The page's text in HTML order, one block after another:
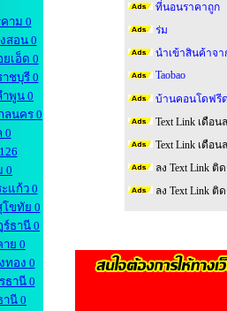
าม 0
สอน 0
ยเอ็ด 0
าชบุรี 0
ำพูน 0
ลนคร 0
0
0
ะแก้ว 0
โขทัย 0
ธานี 0
ย 0
ทอง 0
ธานี 0
นี 0
ที่นอนราคาถูก
ร่ม
นำเข้าสินค้าจา
Taobao
บ้านคอนโดฟรี
Text Link เดือน
Text Link เดือน
ลง Text Link ติด
ลง Text Link ติด